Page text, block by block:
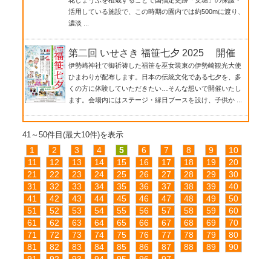
活用している施設で、この時期の園内では約500mに渡り、
濃淡 ...
第二回 いせさき 福笹七夕 2025 開催
伊勢崎神社で御祈祷した福笹を巫女装束の伊勢崎観光大使
ひまわりが配布します。日本の伝統文化である七夕を、多
くの方に体験していただきたい…そんな想いで開催いたし
ます。会場内にはステージ・縁日ブースを設け、子供か ...
41～50件目(最大10件)を表示
1 2 3 4 5 6 7 8 9
10
11
12 13 14 15 16 17 18 19
20
21
22 23 24 25 26 27 28 29
30
31
32 33 34 35 36 37 38 39
40
41
42 43 44 45 46 47 48 49
50
51
52 53 54 55 56 57 58 59
60
61
62 63 64 65 66 67 68 69
70
71
72 73 74 75 76 77 78 79
80
81
82 83 84 85 86 87 88 89
90